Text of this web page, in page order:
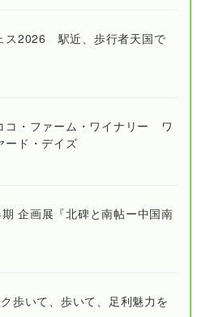
ス2026 駅近、歩行者天国で
コ・ファーム・ワイナリー ワ
ード・デイズ
企画展『北碑と南帖ー中国南
歩いて、歩いて、足利魅力を